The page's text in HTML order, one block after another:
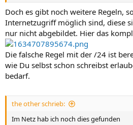
Doch es gibt noch weitere Regeln,
Internetzugriff möglich sind, diese
nur nicht abgebildet. Hier das
Die falsche Regel mit der /24 ist
wie Du selbst schon schreibst
bedarf.
the other schrieb:
Im Netz hab ich noch dies gefunden